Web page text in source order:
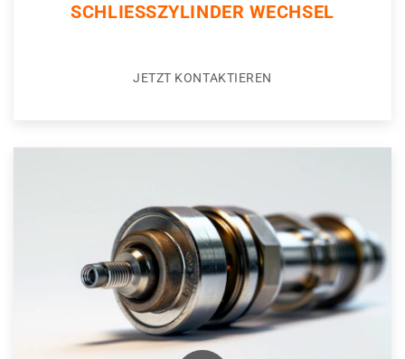
SCHLIESSZYLINDER WECHSEL
JETZT KONTAKTIEREN